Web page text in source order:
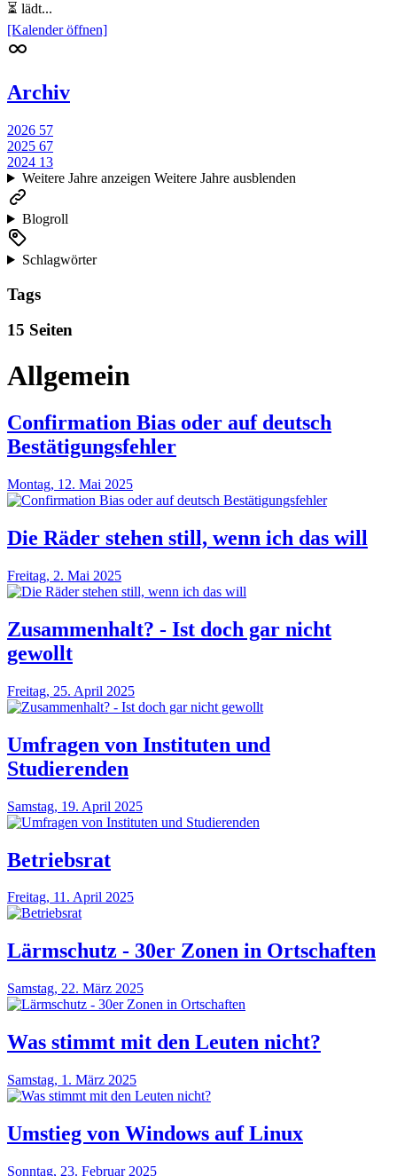
⏳ lädt...
[Kalender öffnen]
Archiv
2026 57
2025 67
2024 13
Weitere Jahre anzeigen Weitere Jahre ausblenden
Blogroll
Schlagwörter
Tags
15 Seiten
Allgemein
Confirmation Bias oder auf deutsch
Bestätigungsfehler
Montag, 12. Mai 2025
Die Räder stehen still, wenn ich das will
Freitag, 2. Mai 2025
Zusammenhalt? - Ist doch gar nicht
gewollt
Freitag, 25. April 2025
Umfragen von Instituten und
Studierenden
Samstag, 19. April 2025
Betriebsrat
Freitag, 11. April 2025
Lärmschutz - 30er Zonen in Ortschaften
Samstag, 22. März 2025
Was stimmt mit den Leuten nicht?
Samstag, 1. März 2025
Umstieg von Windows auf Linux
Sonntag, 23. Februar 2025